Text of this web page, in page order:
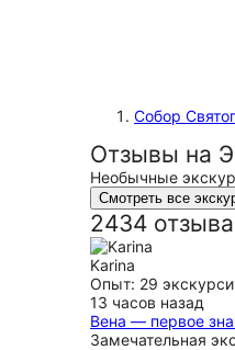
Собор
Отзывы на
Необычные
Смотреть все
2434
Karina
Опыт: 29
13 часов назад
Вена — первое
Замечательная